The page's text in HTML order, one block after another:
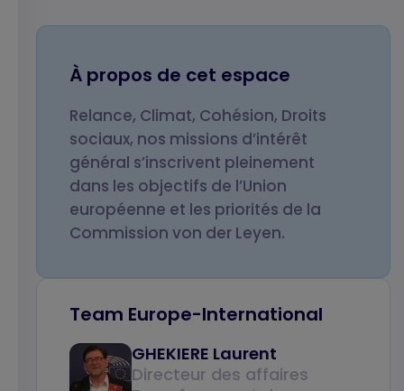
À propos de cet espace
Relance, Climat, Cohésion, Droits
sociaux, nos missions d’intérêt
général s’inscrivent pleinement
dans les objectifs de l’Union
européenne et les priorités de la
Commission von der Leyen.
Team Europe-International
GHEKIERE Laurent
Directeur des affaires
Votre email
Objet de votre
message
Votre message